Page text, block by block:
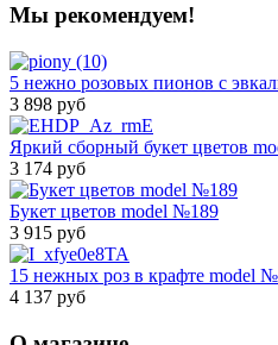
Мы рекомендуем!
5 нежно розовых пионов с
3 898 руб
Яркий сборный букет цветов
3 174 руб
Букет цветов model №189
3 915 руб
15 нежных роз в крафте model
4 137 руб